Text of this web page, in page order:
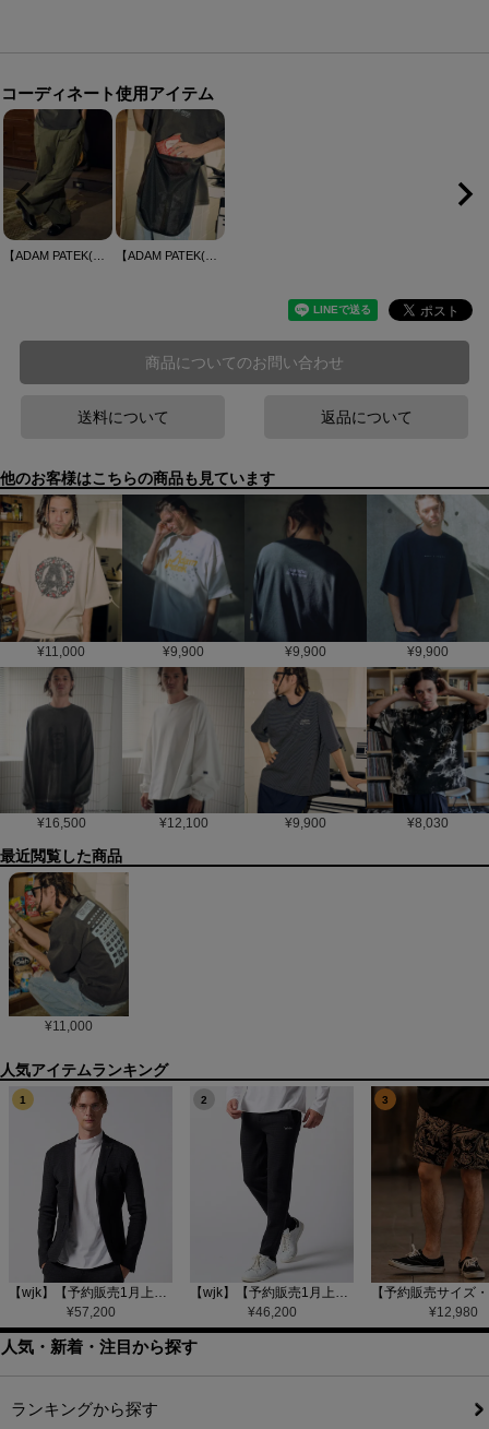
コーディネート使用アイテム
商品についてのお問い合わせ
送料について 返品について
他のお客様はこちらの商品も見ています
¥11,000 ¥9,900 ¥9,900 ¥9,900
¥16,500 ¥12,100 ¥9,900 ¥8,030
最近閲覧した商品
¥11,000
1
【wjk】【予約販売1月上旬～中旬入荷】function knit jacket(jacquard check) ニットジャケット(207 mw08j)
¥57,200
2
【wjk】【予約販売1月上旬～中旬入荷】function knit easy slacks(jacquard check) ニットイージーパンツ(504 mw08j)
¥46,200
3
¥12,980
人気・新着・注目から探す
ランキングから探す